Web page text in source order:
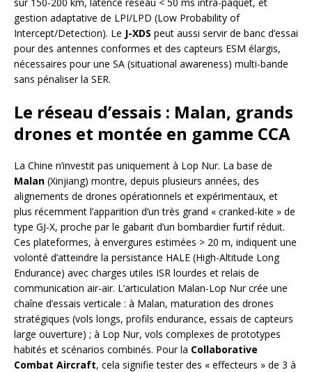
gestion adaptative de LPI/LPD (Low Probability of
Intercept/Detection). Le J-XDS peut aussi servir de banc d’essai
pour des antennes conformes et des capteurs ESM élargis,
nécessaires pour une SA (situational awareness) multi-bande
sans pénaliser la SER.
Le réseau d’essais : Malan, grands
drones et montée en gamme CCA
La Chine n’investit pas uniquement à Lop Nur. La base de
Malan (Xinjiang) montre, depuis plusieurs années, des
alignements de drones opérationnels et expérimentaux, et
plus récemment l’apparition d’un très grand « cranked-kite » de
type GJ-X, proche par le gabarit d’un bombardier furtif réduit.
Ces plateformes, à envergures estimées > 20 m, indiquent une
volonté d’atteindre la persistance HALE (High-Altitude Long
Endurance) avec charges utiles ISR lourdes et relais de
communication air-air. L’articulation Malan-Lop Nur crée une
chaîne d’essais verticale : à Malan, maturation des drones
stratégiques (vols longs, profils endurance, essais de capteurs
large ouverture) ; à Lop Nur, vols complexes de prototypes
habités et scénarios combinés. Pour la Collaborative
Combat Aircraft, cela signifie tester des « effecteurs » de 3 à